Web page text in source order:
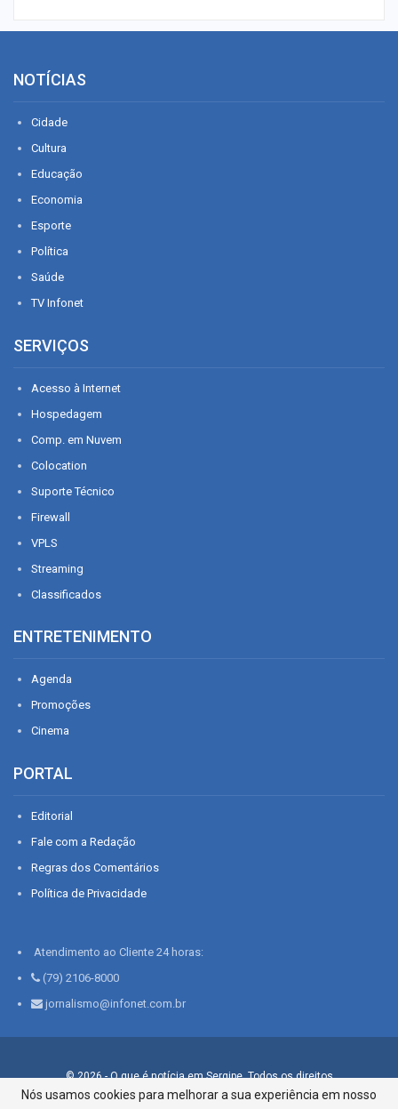
NOTÍCIAS
Cidade
Cultura
Educação
Economia
Esporte
Política
Saúde
TV Infonet
SERVIÇOS
Acesso à Internet
Hospedagem
Comp. em Nuvem
Colocation
Suporte Técnico
Firewall
VPLS
Streaming
Classificados
ENTRETENIMENTO
Agenda
Promoções
Cinema
PORTAL
Editorial
Fale com a Redação
Regras dos Comentários
Política de Privacidade
Atendimento ao Cliente 24 horas:
(79) 2106-8000
jornalismo@infonet.com.br
© 2026 - O que é notícia em Sergipe. Todos os direitos
reservados.
Nós usamos cookies para melhorar a sua experiência em nosso